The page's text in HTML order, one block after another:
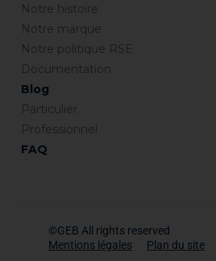
Notre histoire
Notre marque
Notre politique RSE
Documentation
Blog
Particulier
Professionnel
FAQ
©GEB All rights reserved
Mentions légales
Plan du site